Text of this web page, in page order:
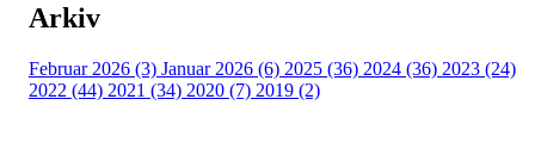
Arkiv
Februar 2026 (3) Januar 2026 (6) 2025 (36) 2024 (36) 2023 (24)
2022 (44) 2021 (34) 2020 (7) 2019 (2)